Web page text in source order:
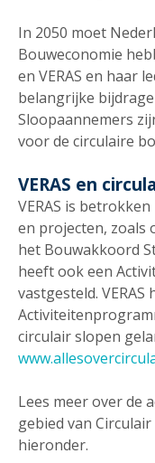
In 2050 moet
Bouweconomie
en VERAS en haar
belangrijke
Sloopaannemers
voor de circulaire
VERAS en
VERAS is
en projecten, zoals
het Bouwakkoord
heeft ook een
vastgesteld.
circulair slopen
Lees meer over de
gebied van
hieronder.